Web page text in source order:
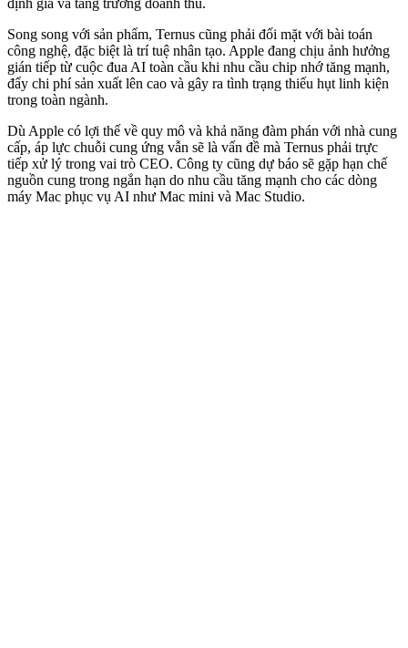
Song song với sản phẩm, Ternus cũng phải đối mặt với bài toán
công nghệ, đặc biệt là trí tuệ nhân tạo. Apple đang chịu ảnh hưởng
gián tiếp từ cuộc đua AI toàn cầu khi nhu cầu chip nhớ tăng mạnh,
đẩy chi phí sản xuất lên cao và gây ra tình trạng thiếu hụt linh kiện
trong toàn ngành.
Dù Apple có lợi thế về quy mô và khả năng đàm phán với nhà cung
cấp, áp lực chuỗi cung ứng vẫn sẽ là vấn đề mà Ternus phải trực
tiếp xử lý trong vai trò CEO. Công ty cũng dự báo sẽ gặp hạn chế
nguồn cung trong ngắn hạn do nhu cầu tăng mạnh cho các dòng
máy Mac phục vụ AI như Mac mini và Mac Studio.